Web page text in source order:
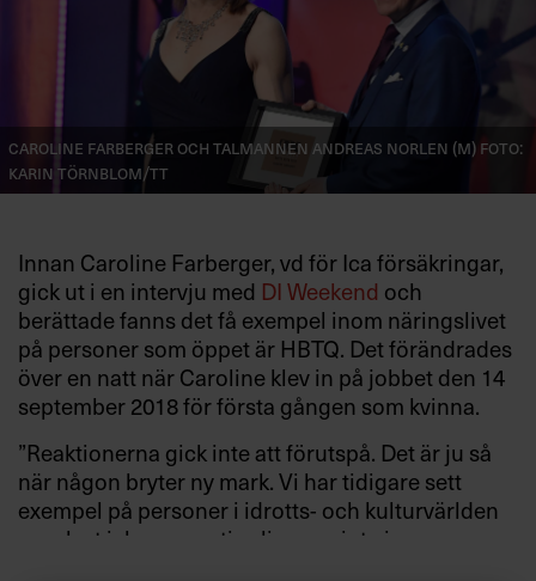
Prenumerera
Caroline Farberger och talmannen Andreas Norlen (M) FOTO:
Karin Törnblom/TT
Innan Caroline Farberger, vd för Ica försäkringar,
gick ut i en intervju med DI Weekend och
berättade fanns det få exempel inom näringslivet
på personer som öppet är HBTQ. Det förändrades
över en natt när Caroline klev in på jobbet den 14
september 2018 för första gången som kvinna.
”Reaktionerna gick inte att förutspå. Det är ju så
när någon bryter ny mark. Vi har tidigare sett
exempel på personer i idrotts- och kulturvärlden
som levt icke-normativa liv, men inte inom